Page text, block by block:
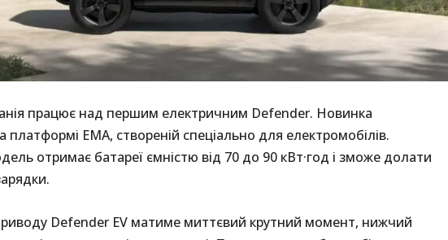
працює над першим електричним Defender. Новинка
платформі EMA, створеній спеціально для електромобілів.
отримає батареї ємністю від 70 до 90 кВт·год і зможе долати
Defender EV матиме миттєвий крутний момент, нижчий